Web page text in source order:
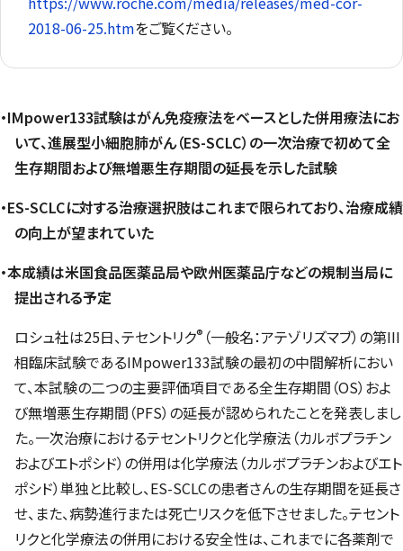
2018-06-25.htmをご覧ください。
・IMpower133試験はがん免疫療法をベースとした併用療法にお
いて、進展型小細胞肺がん（ES-SCLC）の一次治療で初めて全
生存期間および無増悪生存期間の延長を示した試験
・ES-SCLCに対する治療選択肢はこれまで限られており、治療成績
の向上が望まれていた
・本成績は米国食品医薬品局や欧州医薬品庁などの規制当局に
提出される予定
ロシュ社は25日、テセントリク® （一般名：アテゾリズマブ）の第III
相臨床試験であるIMpower133試験の最初の中間解析におい
て、本試験の二つの主要評価項目である全生存期間（OS）およ
び無増悪生存期間（PFS）の延長が認められたことを発表しまし
た。一次治療におけるテセントリクと化学療法（カルボプラチン
およびエトポシド）の併用は化学療法（カルボプラチンおよびエト
ポシド）単独と比較し、ES-SCLCの患者さんの生存期間を延長さ
せ、また、病勢進行または死亡リスクを低下させました。テセント
リクと化学療法の併用における安全性は、これまでに各薬剤で